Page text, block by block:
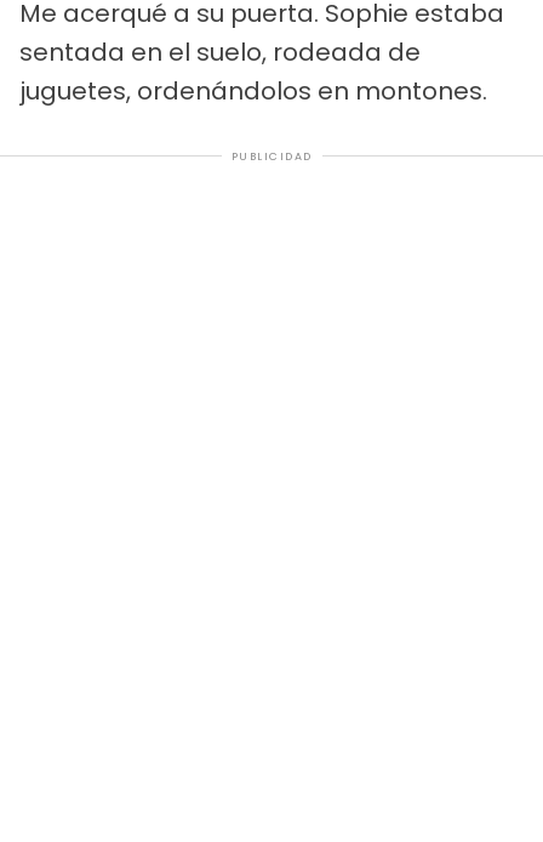
Me acerqué a su puerta. Sophie estaba
sentada en el suelo, rodeada de
juguetes, ordenándolos en montones.
PUBLICIDAD